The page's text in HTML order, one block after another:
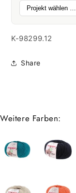
SKU:
K-98299.12
Share
Weitere Farben: